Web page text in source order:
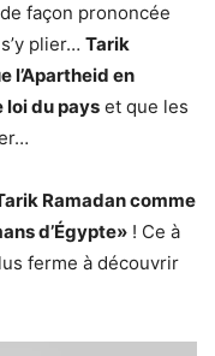
façon prononcée
plier… Tarik
l’Apartheid en
loi du pays et que les
Ramadan comme
d’Égypte» ! Ce à
ferme à découvrir